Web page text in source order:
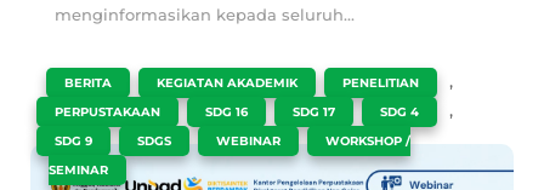
menginformasikan kepada seluruh...
BERITA KEGIATAN AKADEMIK PENELITIAN ,
PERPUSTAKAAN SDG 16 SDG 17 SDG 4 ,
SDG 9 SDGS WEBINAR
WORKSHOP /
SEMINAR